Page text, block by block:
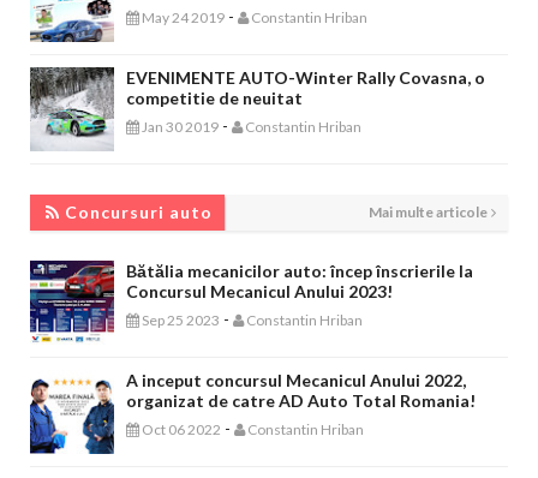
May 24 2019 - Constantin Hriban
EVENIMENTE AUTO-Winter Rally Covasna, o
competitie de neuitat
Jan 30 2019 - Constantin Hriban
Concursuri auto Mai multe articole
Bătălia mecanicilor auto: încep înscrierile la
Concursul Mecanicul Anului 2023!
Sep 25 2023 - Constantin Hriban
A inceput concursul Mecanicul Anului 2022,
organizat de catre AD Auto Total Romania!
Oct 06 2022 - Constantin Hriban